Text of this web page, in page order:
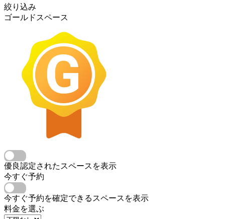
絞り込み
ゴールドスペース
優良認定されたスペースを表示
今すぐ予約
今すぐ予約を確定できるスペースを表示
料金を選ぶ